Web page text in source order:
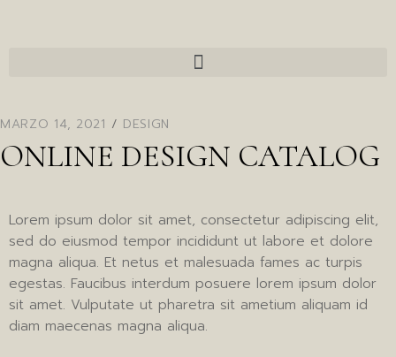
MARZO 14, 2021 DESIGN
ONLINE DESIGN CATALOG
Lorem ipsum dolor sit amet, consectetur adipiscing elit,
sed do eiusmod tempor incididunt ut labore et dolore
magna aliqua. Et netus et malesuada fames ac turpis
egestas. Faucibus interdum posuere lorem ipsum dolor
sit amet. Vulputate ut pharetra sit ametium aliquam id
diam maecenas magna aliqua.